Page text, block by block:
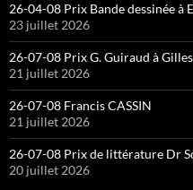
26-04-08 Prix Bande dessinée à
23 juillet 2026
26-07-08 Prix G. Guiraud à
21 juillet 2026
26-07-08 Francis CASSIN
21 juillet 2026
26-07-08 Prix de littérature Dr
20 juillet 2026